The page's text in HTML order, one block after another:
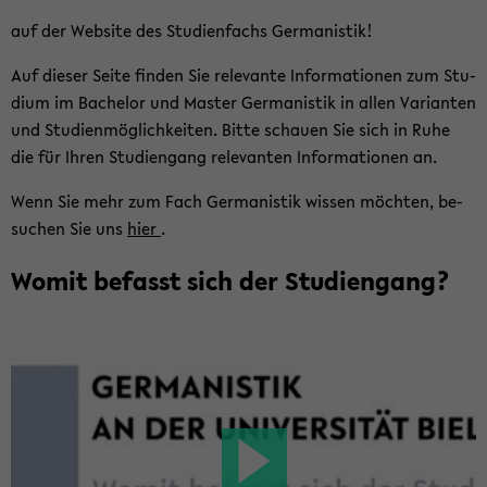
auf der Web­site des Stu­di­en­fachs Ger­ma­nis­tik!
Auf die­ser Seite fin­den Sie re­le­van­te In­for­ma­tio­nen zum Stu­
di­um im Ba­che­lor und Mas­ter Ger­ma­nis­tik in allen Va­ri­an­ten
und Stu­di­en­mög­lich­kei­ten. Bitte schau­en Sie sich in Ruhe
die für Ihren Stu­di­en­gang re­le­van­ten In­for­ma­tio­nen an.
Wenn Sie mehr zum Fach Ger­ma­nis­tik wis­sen möch­ten, be­
su­chen Sie uns hier .
Womit be­fasst sich der Stu­di­en­gang?